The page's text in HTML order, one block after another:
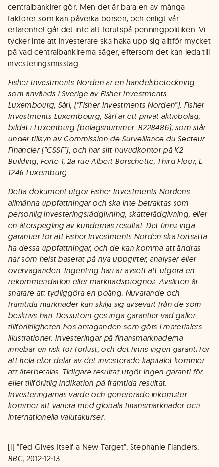
centralbankirer gör. Men det är bara en av många
faktorer som kan påverka börsen, och enligt vår
erfarenhet går det inte att förutspå penningpolitiken. Vi
tycker inte att investerare ska haka upp sig alltför mycket
på vad centralbankirerna säger, eftersom det kan leda till
investeringsmisstag.
Fisher Investments Norden är en handelsbeteckning
som används i Sverige av Fisher Investments
Luxembourg, Sàrl, (”Fisher Investments Norden”). Fisher
Investments Luxembourg, Sàrl är ett privat aktiebolag,
bildat i Luxemburg (bolagsnummer: B228486), som står
under tillsyn av Commission de Surveillance du Secteur
Financier (”CSSF”), och har sitt huvudkontor på K2
Building, Forte 1, 2a rue Albert Borschette, Third Floor, L-
1246 Luxemburg.
Detta dokument utgör Fisher Investments Nordens
allmänna uppfattningar och ska inte betraktas som
personlig investeringsrådgivning, skatterådgivning, eller
en återspegling av kundernas resultat. Det finns inga
garantier för att Fisher Investments Norden ska fortsätta
ha dessa uppfattningar, och de kan komma att ändras
när som helst baserat på nya uppgifter, analyser eller
överväganden. Ingenting häri är avsett att utgöra en
rekommendation eller marknadsprognos. Avsikten är
snarare att tydliggöra en poäng. Nuvarande och
framtida marknader kan skilja sig avsevärt från de som
beskrivs häri. Dessutom ges inga garantier vad gäller
tillförlitligheten hos antaganden som görs i materialets
illustrationer. Investeringar på finansmarknaderna
innebär en risk för förlust, och det finns ingen garanti för
att hela eller delar av det investerade kapitalet kommer
att återbetalas. Tidigare resultat utgör ingen garanti för
eller tillförlitlig indikation på framtida resultat.
Investeringarnas värde och genererade inkomster
kommer att variera med globala finansmarknader och
internationella valutakurser.
[i] ”Fed Gives Itself a New Target”, Stephanie Flanders,
BBC, 2012‑12‑13.